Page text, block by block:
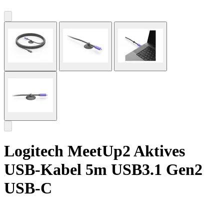
Logitech MeetUp2 Aktives
USB-Kabel 5m USB3.1 Gen2
USB-C